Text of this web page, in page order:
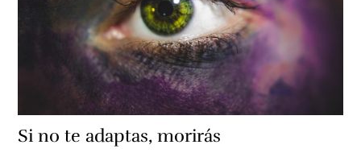
Si no te adaptas, morirás